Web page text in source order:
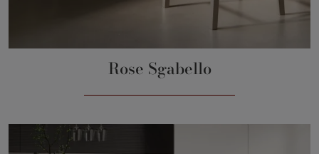
Rose Sgabello